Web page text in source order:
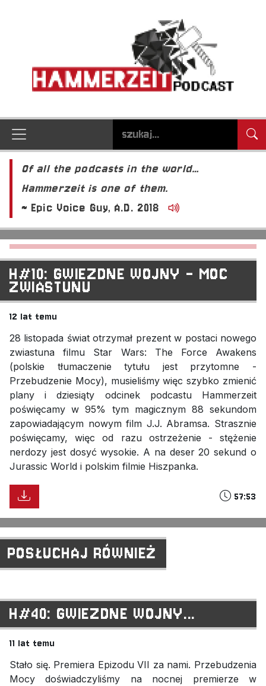
Of all the podcasts in the world…
Hammerzeit is one of them.
~ Epic Voice Guy, A.D. 2018
H#10: GWIEZDNE WOJNY - MOC
ZWIASTUNU
12 lat temu
28 listopada świat otrzymał prezent w postaci nowego
zwiastuna filmu Star Wars: The Force Awakens
(polskie tłumaczenie tytułu jest przytomne -
Przebudzenie Mocy), musieliśmy więc szybko zmienić
plany i dziesiąty odcinek podcastu Hammerzeit
poświęcamy w 95% tym magicznym 88 sekundom
zapowiadającym nowym film J.J. Abramsa. Strasznie
poświęcamy, więc od razu ostrzeżenie - stężenie
nerdozy jest dosyć wysokie. A na deser 20 sekund o
Jurassic World i polskim filmie Hiszpanka.
57:53
POSŁUCHAJ RÓWNIEŻ
H#40: GWIEZDNE WOJNY...
11 lat temu
Stało się. Premiera Epizodu VII za nami. Przebudzenia
Mocy doświadczyliśmy na nocnej premierze w